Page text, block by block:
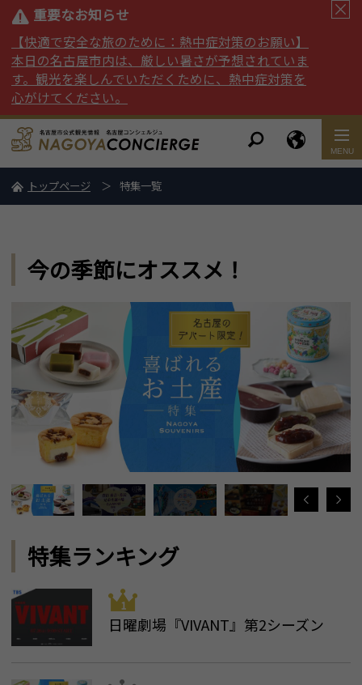
重要なお知らせ
【快適で安全な旅のために：熱中症対策のお願い】
本日の名古屋市内は、厳しい暑さが予想されていま
す。観光を楽しんでいただくために、熱中症対策を
心がけてください。
トップページ 特集一覧
今の季節にオススメ！
特集ランキング
日曜劇場『VIVANT』第2シーズン